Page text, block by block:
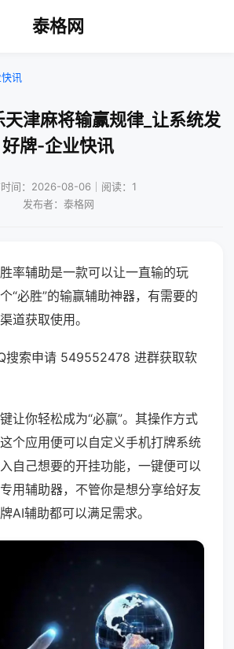
泰格网
讯
津麻将输赢规律_让系统发
好牌-企业快讯
间：2026-08-06｜阅读：1
发布者：泰格网
率辅助是一款可以让一直输的玩
“必胜”的输赢辅助神器，有需要的
道获取使用。
搜索申请 549552478 进群获取软
让你轻松成为“必赢”。其操作方式
个应用便可以自定义手机打牌系统
自己想要的开挂功能，一键便可以
用辅助器，不管你是想分享给好友
AI辅助都可以满足需求。